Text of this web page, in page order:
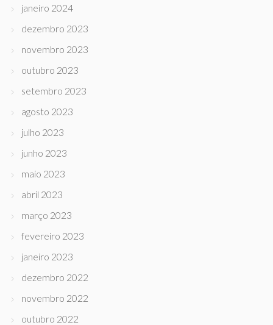
janeiro 2024
dezembro 2023
novembro 2023
outubro 2023
setembro 2023
agosto 2023
julho 2023
junho 2023
maio 2023
abril 2023
março 2023
fevereiro 2023
janeiro 2023
dezembro 2022
novembro 2022
outubro 2022